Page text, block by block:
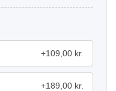
+109,00 kr.
+189,00 kr.